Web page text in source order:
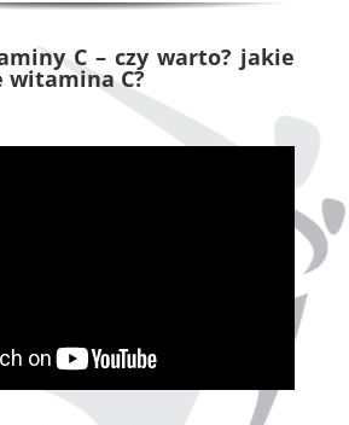
C – czy warto? jakie
witamina C?